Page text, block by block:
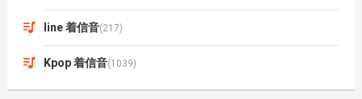
line 着信音(217)
Kpop 着信音(1039)